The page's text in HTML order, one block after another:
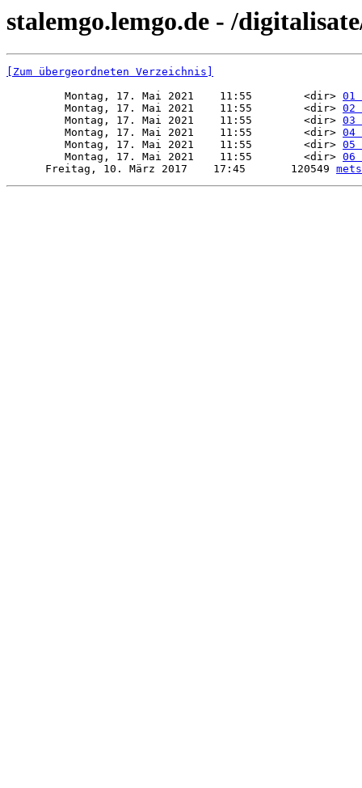
stalemgo.lemgo.de - /
[Zum übergeordneten Verzeichnis]
         Montag, 17. Mai 2021    11:55        <dir>
01
         Montag, 17. Mai 2021    11:55        <dir>
02
         Montag, 17. Mai 2021    11:55        <dir>
03
         Montag, 17. Mai 2021    11:55        <dir>
04
         Montag, 17. Mai 2021    11:55        <dir>
05
         Montag, 17. Mai 2021    11:55        <dir>
06
      Freitag, 10. März 2017    17:45       120549